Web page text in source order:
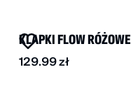
KLAPKI FLOW RÓŻOWE
129.99zł